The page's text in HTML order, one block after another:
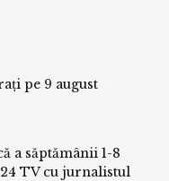
pe 9 august
a săptămânii 1-8
TV cu jurnalistul